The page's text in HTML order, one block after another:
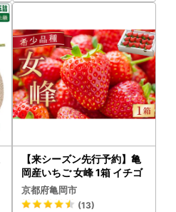
【来シーズン先行予約】亀
岡産いちご 女峰 1箱 イチゴ
京都府亀岡市
(13)